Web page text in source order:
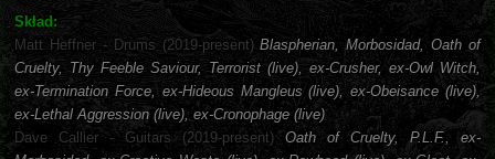
Skład:
Matt Heffner - Drums (2019-present)Blaspherian, Morbosidad, Oath of
Cruelty, Thy Feeble Saviour, Terrorist (live), ex-Crusher, ex-Owl Witch,
ex-Termination Force, ex-Hideous Mangleus (live), ex-Obeisance (live),
ex-Lethal Aggression (live), ex-Cronophage (live)
Dave Callier - Guitars (2019-present) Oath of Cruelty, P.L.F., ex-